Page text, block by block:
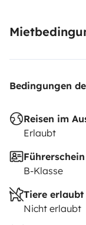
Bedingungen
Reisen im
Erlaubt
B-Klasse
Tiere erlaubt
Nicht erlaubt